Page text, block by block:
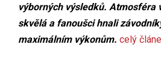
výborných výsledků. Atmosféra
skvěláafanoušci hnali
maximálním výkonům. celý